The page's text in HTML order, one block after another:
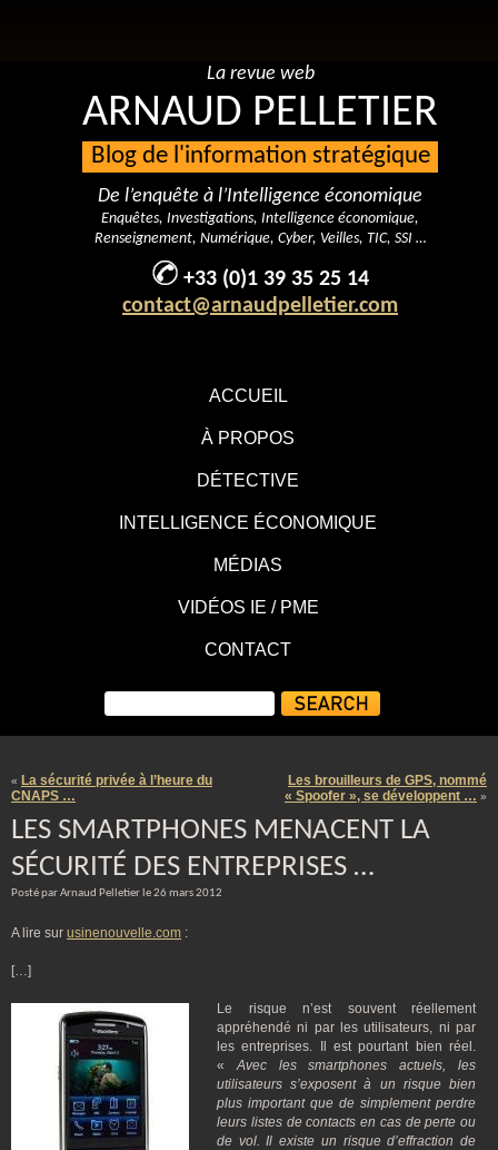
ACCUEIL
À PROPOS
DÉTECTIVE
INTELLIGENCE ÉCONOMIQUE
MÉDIAS
VIDÉOS IE / PME
CONTACT
La revue web
ARNAUD PELLETIER
Blog de l'information stratégique
De l’enquête à l’Intelligence économique
Enquêtes, Investigations, Intelligence économique,
Renseignement, Numérique, Cyber, Veilles, TIC, SSI …
+33 (0)1 39 35 25 14
contact@arnaudpelletier.com
« La sécurité privée à l’heure du
CNAPS …
Les brouilleurs de GPS, nommé
« Spoofer », se développent … »
LES SMARTPHONES MENACENT LA
SÉCURITÉ DES ENTREPRISES …
Posté par Arnaud Pelletier le 26 mars 2012
A lire sur usinenouvelle.com :
[…]
Le risque n’est souvent réellement
appréhendé ni par les utilisateurs, ni par
les entreprises. Il est pourtant bien réel.
«Avec les smartphones actuels, les
utilisateurs s’exposent à un risque bien
plus important que de simplement perdre
leurs listes de contacts en cas de perte ou
de vol. Il existe un risque d’effraction de